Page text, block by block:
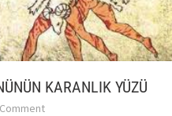
KARANLIK YÜZÜ
Comment